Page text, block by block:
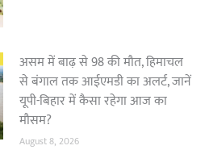
असम में बाढ़ से 98 की मौत, हिमाचल
से बंगाल तक आईएमडी का अलर्ट, जानें
यूपी-बिहार में कैसा रहेगा आज का
मौसम?
August 8, 2026